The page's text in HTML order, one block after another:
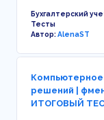
Бухгалтерский
Тесты
Автор:AlenaST
решений |
ИТОГОВЫЙ